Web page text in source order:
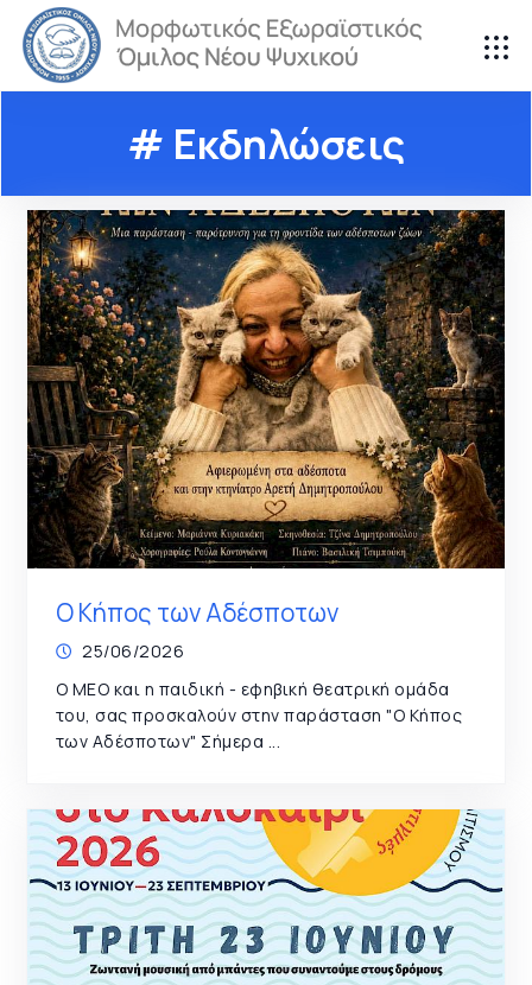
# Εκδηλώσεις
Ο Κήπος των Αδέσποτων
25/06/2026
Ο ΜΕΟ και η παιδική - εφηβική θεατρική ομάδα
του, σας προσκαλούν στην παράσταση "Ο Κήπος
των Αδέσποτων" Σήμερα ...